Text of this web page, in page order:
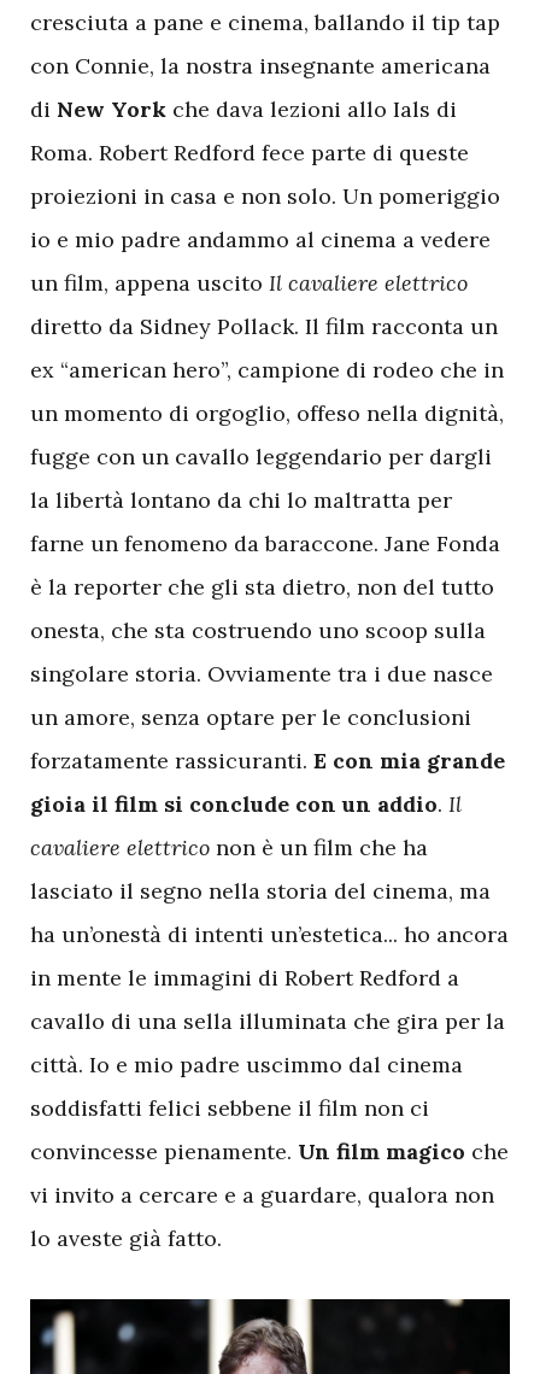
cresciuta a pane e cinema, ballando il tip tap
con Connie, la nostra insegnante americana
di New York che dava lezioni allo Ials di
Roma. Robert Redford fece parte di queste
proiezioni in casa e non solo. Un pomeriggio
io e mio padre andammo al cinema a vedere
un film, appena uscito Il cavaliere elettrico
diretto da Sidney Pollack. Il film racconta un
ex “american hero”, campione di rodeo che in
un momento di orgoglio, offeso nella dignità,
fugge con un cavallo leggendario per dargli
la libertà lontano da chi lo maltratta per
farne un fenomeno da baraccone. Jane Fonda
è la reporter che gli sta dietro, non del tutto
onesta, che sta costruendo uno scoop sulla
singolare storia. Ovviamente tra i due nasce
un amore, senza optare per le conclusioni
forzatamente rassicuranti. E con mia grande
gioia il film si conclude con un addio. Il
cavaliere elettrico non è un film che ha
lasciato il segno nella storia del cinema, ma
ha un’onestà di intenti un’estetica... ho ancora
in mente le immagini di Robert Redford a
cavallo di una sella illuminata che gira per la
città. Io e mio padre uscimmo dal cinema
soddisfatti felici sebbene il film non ci
convincesse pienamente. Un film magico che
vi invito a cercare e a guardare, qualora non
lo aveste già fatto.